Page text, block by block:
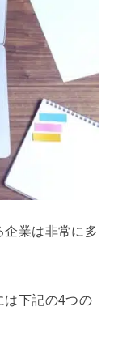
企業は非常に多
は下記の4つの